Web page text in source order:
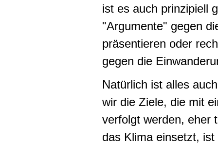
ist es auch prinzipiell
"Argumente" gegen
präsentieren oder
gegen die
Natürlich ist alles
wir die Ziele, die mit
verfolgt werden, eher
das Klima einsetzt,